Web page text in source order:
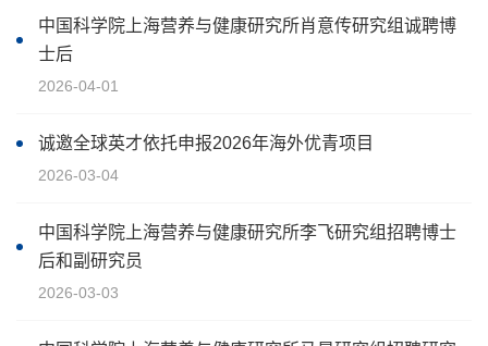
中国科学院上海营养与健康研究所肖意传研究组诚聘博
士后
2026-04-01
诚邀全球英才依托申报2026年海外优青项目
2026-03-04
中国科学院上海营养与健康研究所李飞研究组招聘博士
后和副研究员
2026-03-03